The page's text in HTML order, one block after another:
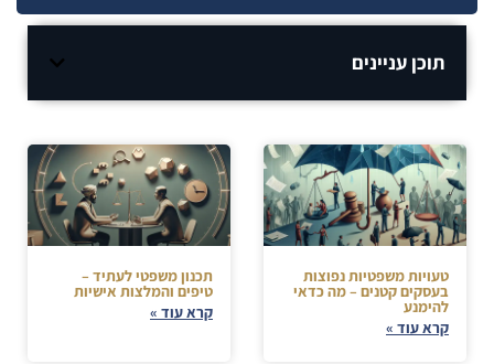
תוכן עניינים
טעויות משפטיות נפוצות
בעסקים קטנים – מה כדאי
להימנע
קרא עוד »
תכנון משפטי לעתיד –
טיפים והמלצות אישיות
קרא עוד »